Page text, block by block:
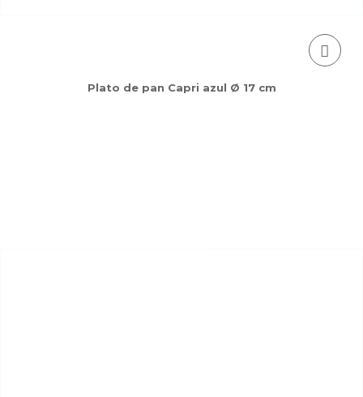
Plato de pan Capri azul Ø 17 cm